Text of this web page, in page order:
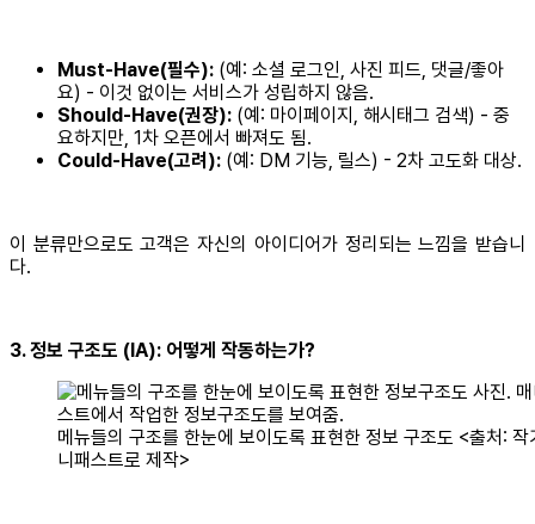
Must-Have(필수): (예: 소셜 로그인, 사진 피드, 댓글/좋아
요) - 이것 없이는 서비스가 성립하지 않음.
Should-Have(권장): (예: 마이페이지, 해시태그 검색) - 중
요하지만, 1차 오픈에서 빠져도 됨.
Could-Have(고려): (예: DM 기능, 릴스) - 2차 고도화 대상.
이 분류만으로도 고객은 자신의 아이디어가 정리되는 느낌을 받습니
다.
3. 정보 구조도 (IA): 어떻게 작동하는가?
메뉴들의 구조를 한눈에 보이도록 표현한 정보 구조도 <출처: 작
니패스트로 제작>